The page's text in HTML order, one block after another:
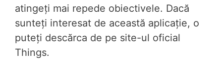
atingeți mai repede obiectivele. Dacă
sunteți interesat de această aplicație, o
puteți descărca de pe site-ul oficial
Things.